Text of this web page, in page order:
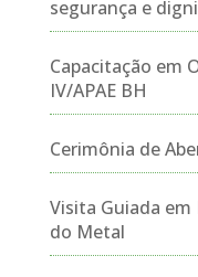
segurança e
Capacitação em
IV/APAE BH
Cerimônia de
Visita Guiada em
do Metal